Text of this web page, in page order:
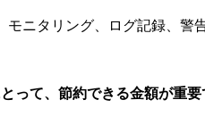
ニタリング、ログ記録、警
って、節約できる金額が重要